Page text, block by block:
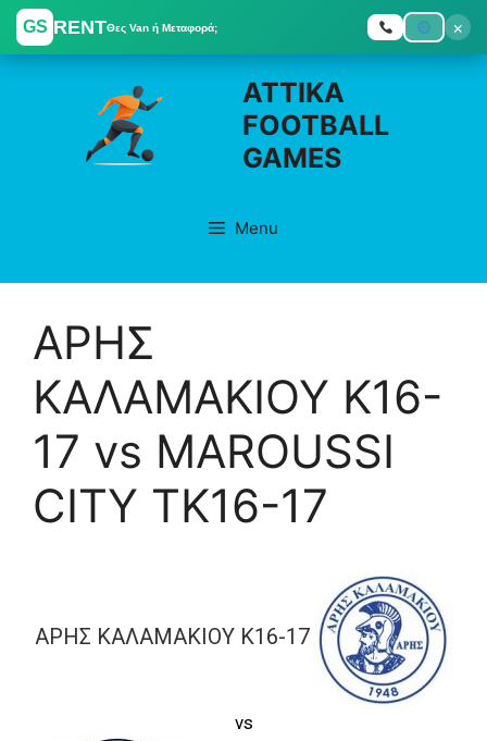
GS RENTΘες Van ή Μεταφορά;
×
Skip
ATTIKA
FOOTBALL
GAMES
Menu
ΑΡΗΣ
ΚΑΛΑΜΑΚΙΟΥ Κ16-
17 vs MAROUSSI
CITY TK16-17
ΑΡΗΣ ΚΑΛΑΜΑΚΙΟΥ Κ16-17
vs